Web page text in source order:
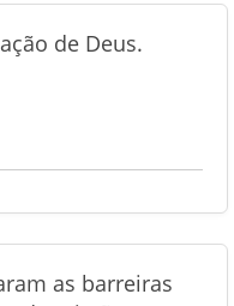
de Deus.
as barreiras